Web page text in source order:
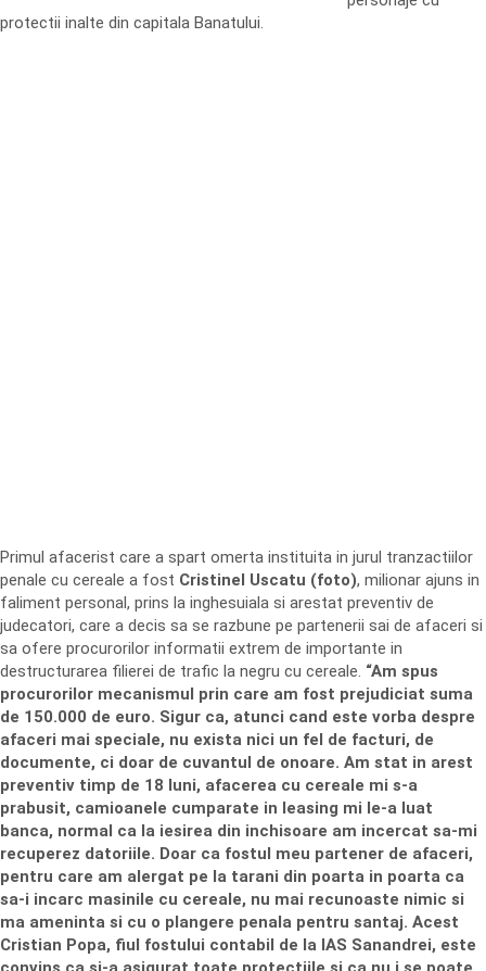
protectii inalte din capitala Banatului.
Primul afacerist care a spart omerta instituita in jurul tranzactiilor
penale cu cereale a fost Cristinel Uscatu (foto), milionar ajuns in
faliment personal, prins la inghesuiala si arestat preventiv de
judecatori, care a decis sa se razbune pe partenerii sai de afaceri si
sa ofere procurorilor informatii extrem de importante in
destructurarea filierei de trafic la negru cu cereale. “Am spus
procurorilor mecanismul prin care am fost prejudiciat suma
de 150.000 de euro. Sigur ca, atunci cand este vorba despre
afaceri mai speciale, nu exista nici un fel de facturi, de
documente, ci doar de cuvantul de onoare. Am stat in arest
preventiv timp de 18 luni, afacerea cu cereale mi s-a
prabusit, camioanele cumparate in leasing mi le-a luat
banca, normal ca la iesirea din inchisoare am incercat sa-mi
recuperez datoriile. Doar ca fostul meu partener de afaceri,
pentru care am alergat pe la tarani din poarta in poarta ca
sa-i incarc masinile cu cereale, nu mai recunoaste nimic si
ma ameninta si cu o plangere penala pentru santaj. Acest
Cristian Popa, fiul fostului contabil de la IAS Sanandrei, este